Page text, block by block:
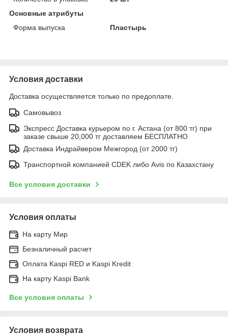
Основные атрибуты
Форма выпуска
Пластырь
Условия доставки
Доставка осуществляется только по предоплате.
Самовывоз
Экспресс Доставка курьером по г. Астана (от 800 тг) при
заказе свыше 20,000 тг доставляем БЕСПЛАТНО
Доставка Индрайвером Межгород (от 2000 тг)
Транспортной компанией CDEK либо Avis по Казахстану
Все условия доставки
Условия оплаты
На карту Мир
Безналичный расчет
Оплата Kaspi RED и Kaspi Kredit
На карту Kaspi Bank
Все условия оплаты
Условия возврата